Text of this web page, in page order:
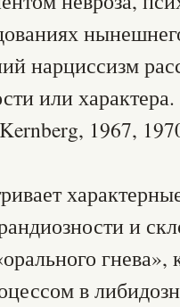
нарциссизм
или
1967,
и
гнева»,
в